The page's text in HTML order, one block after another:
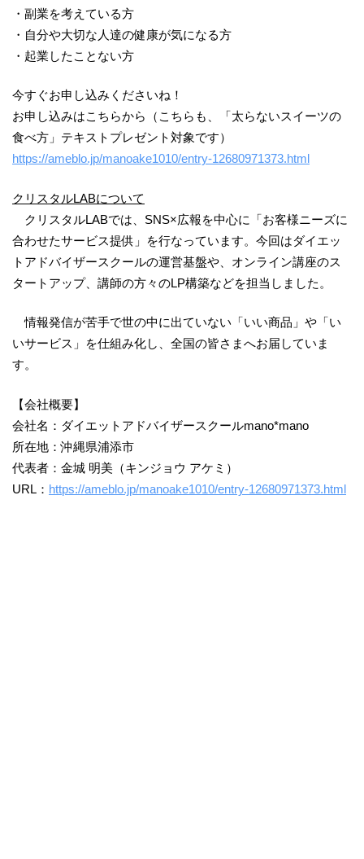
・副業を考えている方
・自分や大切な人達の健康が気になる方
・起業したことない方
今すぐお申し込みくださいね！
お申し込みはこちらから（こちらも、「太らないスイーツの
食べ方」テキストプレゼント対象です）
https://ameblo.jp/manoake1010/entry-12680971373.html
クリスタルLABについて
クリスタルLABでは、SNS×広報を中心に「お客様ニーズに
合わせたサービス提供」を行なっています。今回はダイエッ
トアドバイザースクールの運営基盤や、オンライン講座のス
タートアップ、講師の方々のLP構築などを担当しました。
情報発信が苦手で世の中に出ていない「いい商品」や「い
いサービス」を仕組み化し、全国の皆さまへお届していま
す。
【会社概要】
会社名：ダイエットアドバイザースクールmano*mano
所在地：沖縄県浦添市
代表者：金城 明美（キンジョウ アケミ）
URL： https://ameblo.jp/manoake1010/entry-12680971373.html